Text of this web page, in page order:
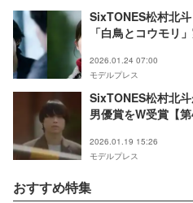
SixTONES松村北
「白鳥とコウモリ
2026.01.24 07:00
モデルプレス
SixTONES松村北
男優賞をW受賞【
2026.01.19 15:26
モデルプレス
おすすめ特集